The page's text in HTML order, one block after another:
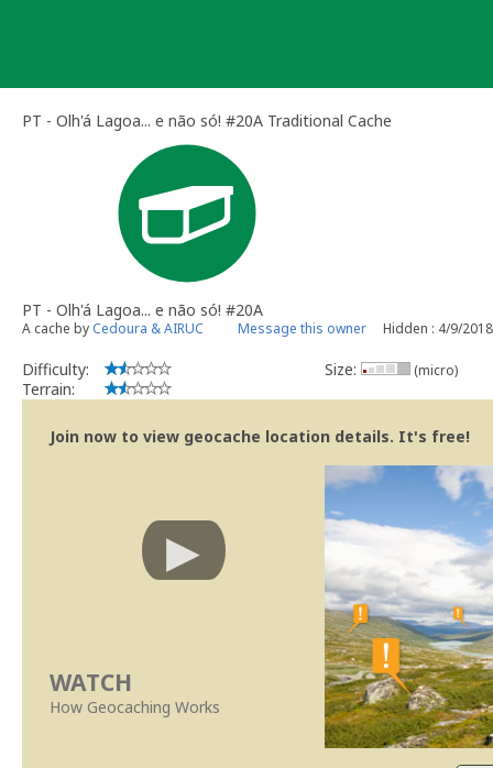
PT - Olh'á Lagoa... e não só! #20A Traditional Cache
PT - Olh'á Lagoa... e não só! #20A
A cache by Cedoura & AIRUC Message this owner Hidden : 4/9/2018
Difficulty:
Terrain:
Size: (micro)
Join now to view geocache location details. It's free!
WATCH
How Geocaching Works